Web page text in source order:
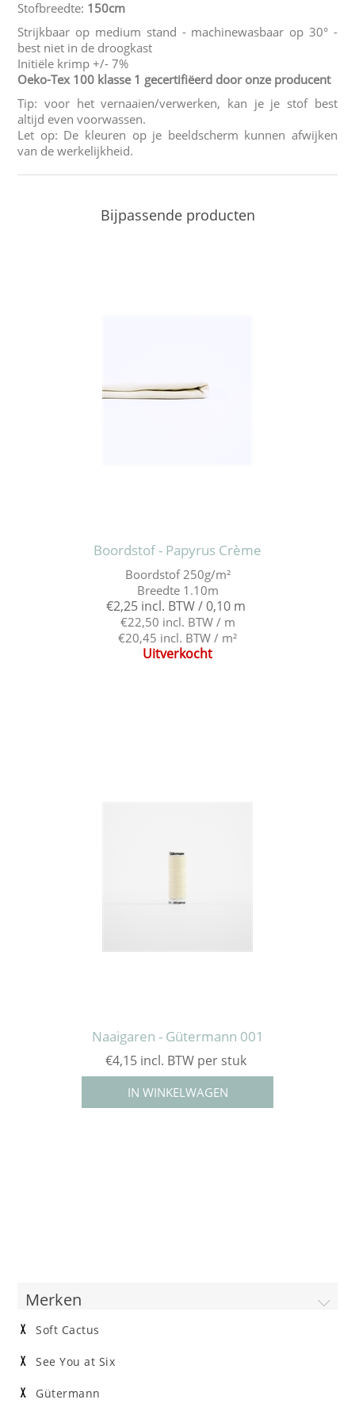
Stofbreedte: 150cm
Strijkbaar op medium stand - machinewasbaar op 30° -
best niet in de droogkast
Initiële krimp +/- 7%
Oeko-Tex 100 klasse 1 gecertifiëerd door onze producent
Tip: voor het vernaaien/verwerken, kan je je stof best
altijd even voorwassen.
Let op: De kleuren op je beeldscherm kunnen afwijken
van de werkelijkheid.
Bijpassende producten
Boordstof - Papyrus Crème
Boordstof 250g/m²
Breedte 1.10m
€2,25 incl. BTW / 0,10 m
€22,50 incl. BTW / m
€20,45 incl. BTW / m²
Uitverkocht
Naaigaren - Gütermann 001
€4,15 incl. BTW per stuk
Merken
Soft Cactus
See You at Six
Gütermann